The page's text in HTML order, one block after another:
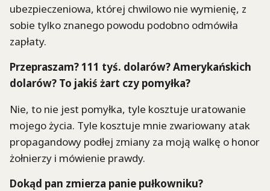
ubezpieczeniowa, której chwilowo nie wymienię, z
sobie tylko znanego powodu podobno odmówiła
zapłaty.
Przepraszam? 111 tyś. dolarów? Amerykańskich
dolarów? To jakiś żart czy pomyłka?
Nie, to nie jest pomyłka, tyle kosztuje uratowanie
mojego życia. Tyle kosztuje mnie zwariowany atak
propagandowy podłej zmiany za moją walkę o honor
żołnierzy i mówienie prawdy.
Dokąd pan zmierza panie pułkowniku?